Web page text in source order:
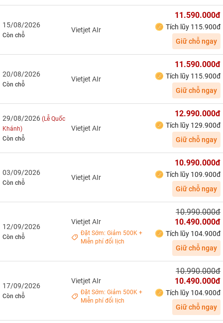
15/08/2026
Còn chỗ
Vietjet AIr
11.590.000đ
Tích lũy 115.900đ
Giữ chỗ ngay
20/08/2026
Còn chỗ
Vietjet AIr
11.590.000đ
Tích lũy 115.900đ
Giữ chỗ ngay
29/08/2026 (Lễ Quốc
Khánh)
Còn chỗ
Vietjet AIr
12.990.000đ
Tích lũy 129.900đ
Giữ chỗ ngay
03/09/2026
Còn chỗ
Vietjet AIr
10.990.000đ
Tích lũy 109.900đ
Giữ chỗ ngay
12/09/2026
Còn chỗ
Vietjet AIr
Đặt Sớm: Giảm 500K +
Miễn phí đổi lịch
10.990.000đ
10.490.000đ
Tích lũy 104.900đ
Giữ chỗ ngay
17/09/2026
Còn chỗ
Vietjet AIr
Đặt Sớm: Giảm 500K +
Miễn phí đổi lịch
10.990.000đ
10.490.000đ
Tích lũy 104.900đ
Giữ chỗ ngay